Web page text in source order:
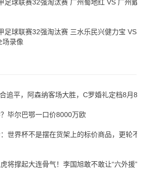
足球联赛32强淘汰赛 广州蜀地红 VS 广州戴拿
足球联赛32强淘汰赛 三水乐民兴健力宝 VS 中
场录像
追平，阿森纳客场大胜，C罗婚礼定档8月8日
毕尔巴鄂一口价8000万欧
世界杯不是摆在货架上的标价商品，更轮不到
将撑起大连骨气！李国旭敢不敢让“六外援”齐